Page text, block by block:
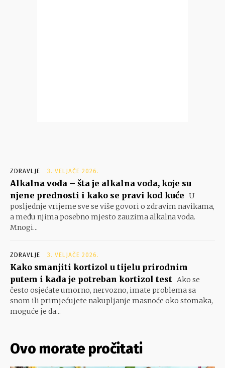
ZDRAVLJE 3. VELJAČE 2026.
Alkalna voda – šta je alkalna voda, koje su
njene prednosti i kako se pravi kod kuće U
posljednje vrijeme sve se više govori o zdravim navikama,
a među njima posebno mjesto zauzima alkalna voda.
Mnogi...
ZDRAVLJE 3. VELJAČE 2026.
Kako smanjiti kortizol u tijelu prirodnim
putem i kada je potreban kortizol test Ako se
često osjećate umorno, nervozno, imate problema sa
snom ili primjećujete nakupljanje masnoće oko stomaka,
moguće je da...
Ovo morate pročitati